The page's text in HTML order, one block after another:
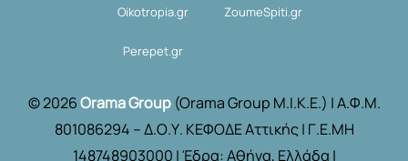
Oikotropia.gr ZoumeSpiti.gr
Perepet.gr
© 2026Orama Group(Orama Group Μ.Ι.Κ.Ε.) | Α.Φ.Μ.
801086294 – Δ.Ο.Υ. ΚΕΦΟΔΕ Αττικής | Γ.Ε.ΜΗ
148748903000 | Έδρα: Αθήνα, Ελλάδα |